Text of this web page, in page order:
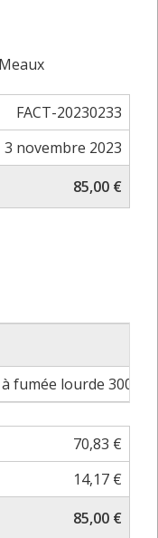
FACT-20230233
3 novembre 2023
85,00 €
fumée lourde 3000W
70,83 €
14,17 €
85,00 €